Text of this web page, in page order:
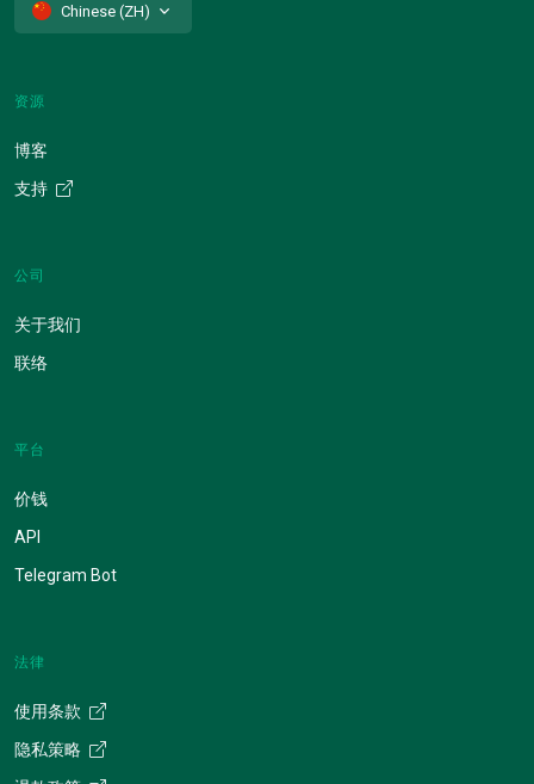
Chinese (ZH)
资源
博客
支持
公司
关于我们
联络
平台
价钱
API
Telegram Bot
法律
使用条款
隐私策略